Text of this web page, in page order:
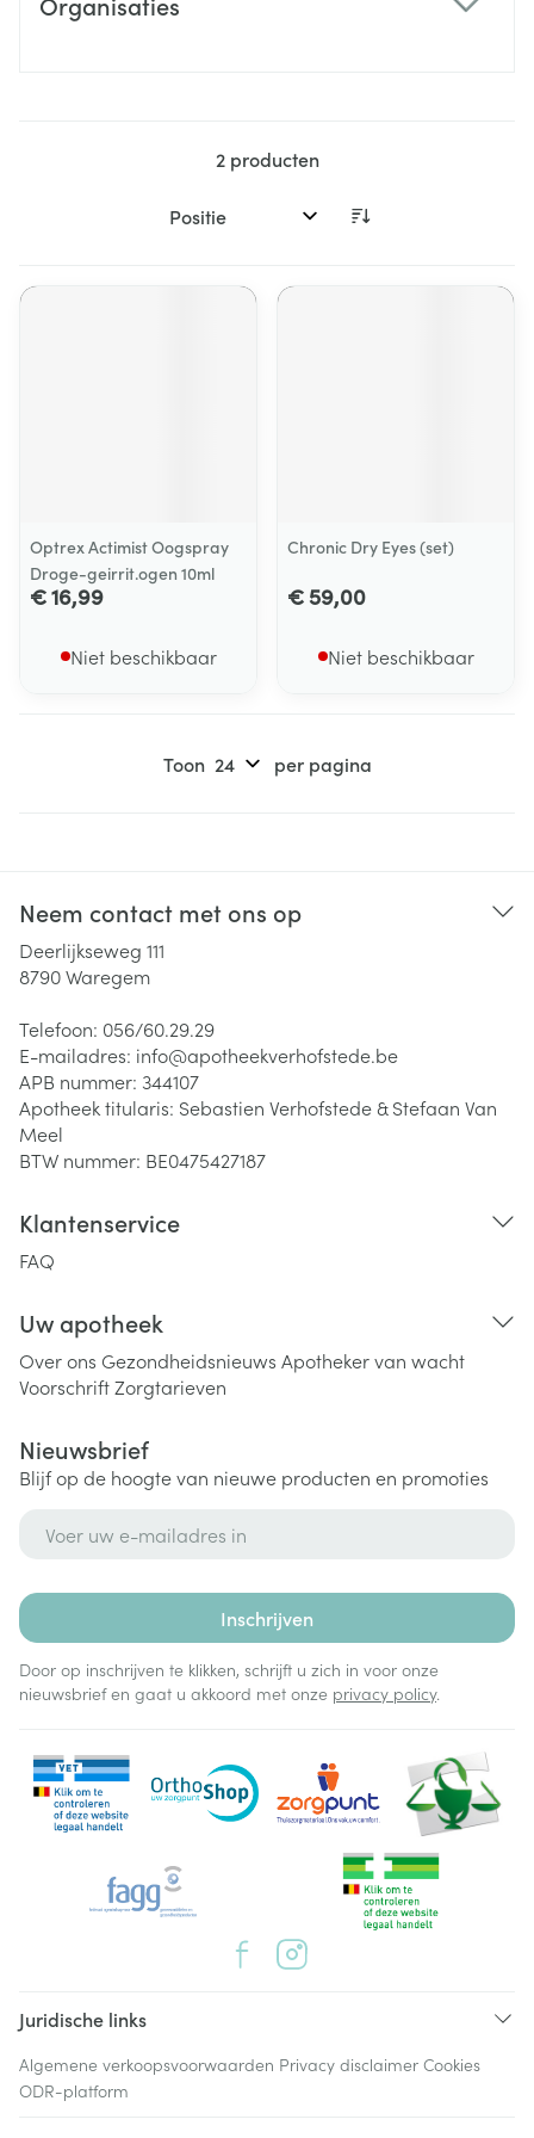
2producten
Sorteer op:
Optrex Actimist Oogspray
Droge-geirrit.ogen 10ml
€ 16,99
Niet beschikbaar
Chronic Dry Eyes (set)
€ 59,00
Niet beschikbaar
Toon per pagina
Neem contact met ons op
Deerlijkseweg 111
8790Waregem
Telefoon: 056/60.29.29
E-mailadres: info@apotheekverhofstede.be
APB nummer: 344107
Apotheek titularis: Sebastien Verhofstede & Stefaan Van
Meel
BTW nummer: BE0475427187
Klantenservice
FAQ
Uw apotheek
Over ons Gezondheidsnieuws Apotheker van wacht
VoorschriftZorgtarieven
Nieuwsbrief
Blijf op de hoogte van nieuwe producten en promoties
Inschrijven
Door op inschrijven te klikken, schrijft u zich in voor onze
nieuwsbrief en gaat u akkoord met onze privacy policy.
Juridische links
Algemene verkoopsvoorwaarden Privacy disclaimer Cookies
ODR-platform